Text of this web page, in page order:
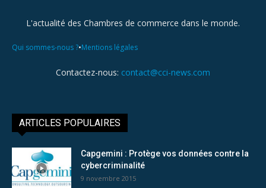
L'actualité des Chambres de commerce dans le monde.
Qui sommes-nous ?•Mentions légales
Contactez-nous: contact@cci-news.com
ARTICLES POPULAIRES
Capgemini : Protège vos données contre la
cybercriminalité
9 novembre 2015